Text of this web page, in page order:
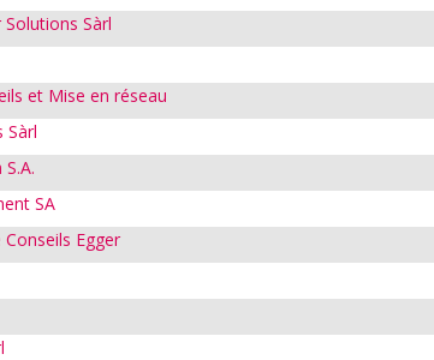
Sàrl
et Mise en réseau
Sàrl
SA
Conseils Egger